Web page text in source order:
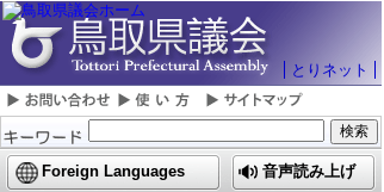
とりネット
Foreign Languages 音声読み上げ